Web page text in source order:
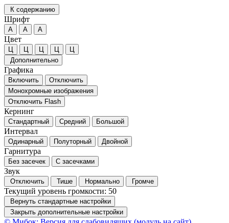
К содержанию
Шрифт
А А А
Цвет
Ц Ц Ц Ц
Ц
Дополнительно
Графика
Включить
Отключить
Монохромные изображения
Отключить Flash
Кернинг
Стандартный Средний Большой
Интервал
Одинарный Полуторный Двойной
Гарнитура
Без засечек С засечками
Звук
Отключить Тише Нормально Громче
Текущий уровень громкости: 50
Вернуть стандартные настройки
Закрыть дополнительные настройки